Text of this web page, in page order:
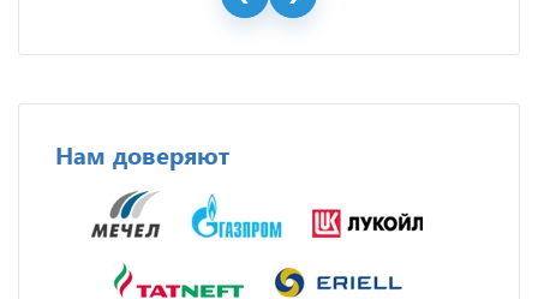
Нам доверяют